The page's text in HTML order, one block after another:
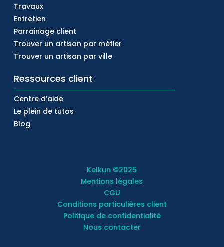
Travaux
Entretien
Parrainage client
Trouver un artisan par métier
Trouver un artisan par ville
Ressources client
Centre d’aide
Le plein de tutos
Blog
Kelkun ©2025
Mentions légales
CGU
Conditions particulières client
Politique de confidentialité
Nous contacter